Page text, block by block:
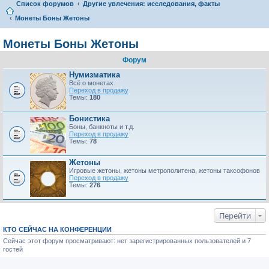
Список форумов
Другие увлечения: исследования, факты
Монеты Боны Жетоны
Монеты Боны Жетоны
Форум
Нумизматика
Всё о монетах
Переход в продажу
Темы: 180
Бонистика
Боны, банкноты и т.д.
Переход в продажу
Темы: 78
Жетоны
Игровые жетоны, жетоны метрополитена, жетоны таксофонов
Переход в продажу
Темы: 276
Перейти
КТО СЕЙЧАС НА КОНФЕРЕНЦИИ
Сейчас этот форум просматривают: нет зарегистрированных пользователей и 7
гостей